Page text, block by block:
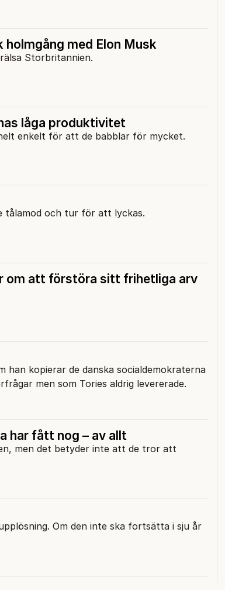
holmgång med Elon Musk
Storbritannien.
låga produktivitet
enkelt för att de babblar för mycket.
tålamod och tur för att lyckas.
om att förstöra sitt frihetliga arv
han kopierar de danska socialdemokraterna
men som Tories aldrig levererade.
har fått nog – av allt
men det betyder inte att de tror att
Om den inte ska fortsätta i sju år